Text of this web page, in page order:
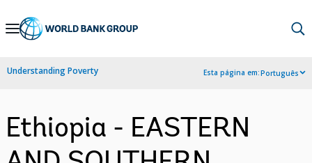
Skip
Navigation
Understanding Poverty Esta página em:Português
Ethiopia - EASTERN